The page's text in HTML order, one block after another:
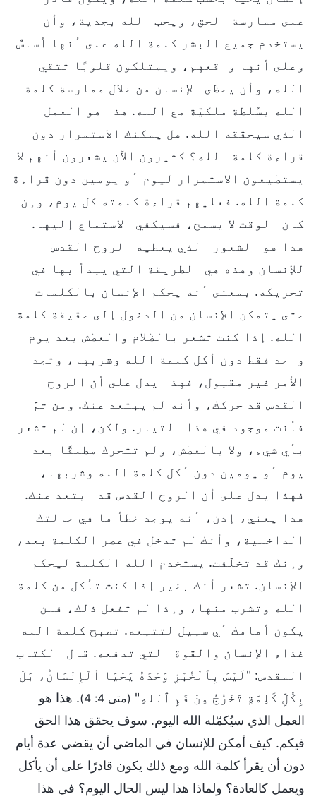
على ممارسة الحق، ويحب الله بجدية، وأن
يستخدم جميع البشر كلمة الله على أنها أساسٌ
وعلى أنها واقعهم، ويمتلكون قلوبًا تتقي
الله، وأن يحظى الإنسان من خلال ممارسة كلمة
الله بسُلطة ملكيّة مع الله. هذا هو العمل
الذي سيحققه الله. هل يمكنك الاستمرار دون
قراءة كلمة الله؟ كثيرون الآن يشعرون أنهم لا
يستطيعون الاستمرار ليوم أو يومين دون قراءة
كلمة الله. فعليهم قراءة كلمته كل يوم، وإن
كان الوقت لا يسمح، فسيكفي الاستماع إليها.
هذا هو الشعور الذي يعطيه الروح القدس
للإنسان وهذه هي الطريقة التي يبدأ بها في
تحريكه. بمعنى أنه يحكم الإنسان بالكلمات
حتى يتمكن الإنسان من الدخول إلى حقيقة كلمة
الله. إذا كنت تشعر بالظلام والعطش بعد يوم
واحد فقط دون أكل كلمة الله وشربها، وتجد
الأمر غير مقبول، فهذا يدل على أن الروح
القدس قد حركك، وأنه لم يبتعد عنك. ومن ثمَّ
فأنت موجود في هذا التيار. ولكن، إن لم تشعر
بأي شيء، ولا بالعطش، ولم تتحرك مطلقًا بعد
يوم أو يومين دون أكل كلمة الله وشربها،
فهذا يدل على أن الروح القدس قد ابتعد عنك.
هذا يعني، إذن، أنه يوجد خطأ ما في حالتك
الداخلية، وأنك لم تدخل في عصر الكلمة بعد،
وإنك قد تخلّفت. يستخدم الله الكلمة ليحكم
الإنسان. تشعر أنك بخير إذا كنت تأكل من كلمة
الله وتشرب منها، وإذا لم تفعل ذلك، فلن
يكون أمامك أي سبيل لتتبعه. تصبح كلمة الله
غذاء الإنسان والقوة التي تدفعه. قال الكتاب
المقدس: "لَيْسَ بِٱلْخُبْزِ وَحْدَهُ يَحْيَا ٱلْإِنْسَانُ، بَلْ
بِكُلِّ كَلِمَةٍ تَخْرُجُ مِنْ فَمِ ٱللهِ" (متى 4: 4)
. هذا هو
العمل الذي سيُكمّله الله اليوم. سوف يحقق هذا الحق
فيكم. كيف أمكن للإنسان في الماضي أن يقضي عدة أيام
دون أن يقرأ كلمة الله ومع ذلك يكون قادرًا على أن يأكل
ويعمل كالعادة؟ ولماذا هذا ليس الحال اليوم؟ في هذا